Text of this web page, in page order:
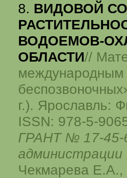
8. ВИДОВОЙ
ВОДОЕМОВ-
ОБЛАСТИ//
международным
г.). Ярославль:
ISSN: 978-5-
ГРАНТ № 17-45-
администрации
Чекмарева Е.А.,